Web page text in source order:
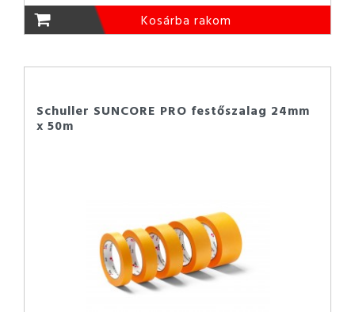
Kosárba rakom
Schuller SUNCORE PRO festőszalag 24mm
x 50m